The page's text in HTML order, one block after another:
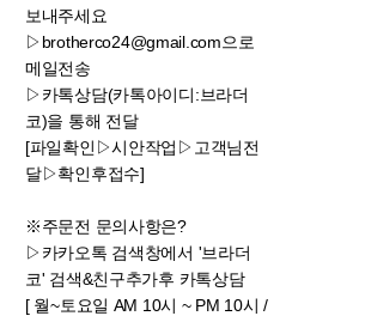
보내주세요
▷brotherco24@gmail.com으로
메일전송
▷카톡상담(카톡아이디:브라더
코)을 통해 전달
[파일확인▷시안작업▷고객님전
달▷확인후접수]
※주문전 문의사항은?
▷카카오톡 검색창에서 '브라더
코' 검색&친구추가후 카톡상담
[ 월~토요일 AM 10시 ~ PM 10시 /